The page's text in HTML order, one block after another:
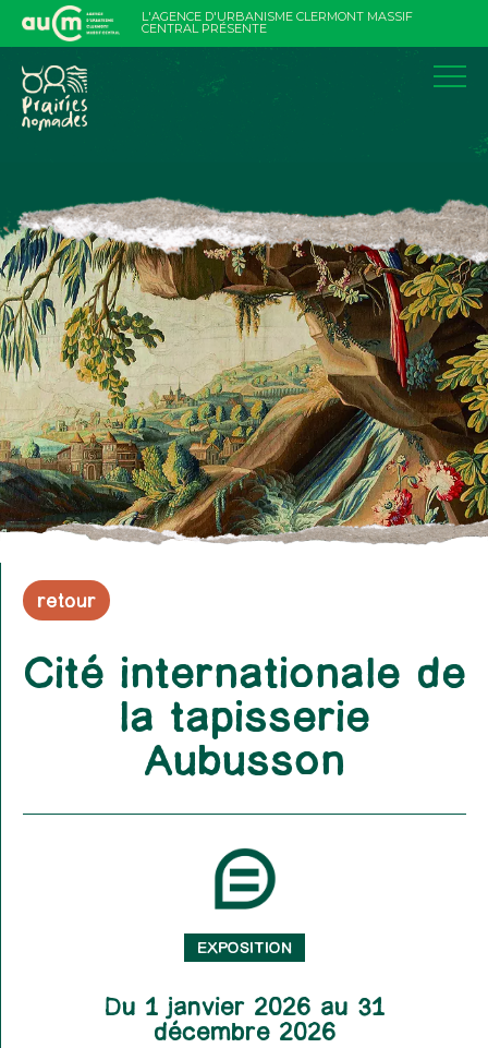
L'AGENCE D'URBANISME CLERMONT MASSIF
CENTRAL PRÉSENTE
contenu
retour
Cité internationale de
la tapisserie
Aubusson
EXPOSITION
Du 1 janvier 2026 au 31
décembre 2026